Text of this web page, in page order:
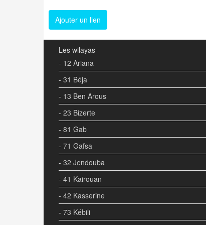
Ajouter un lien
Les wilayas
- 12 Ariana
- 31 Béja
- 13 Ben Arous
- 23 Bizerte
- 81 Gab
- 71 Gafsa
- 32 Jendouba
- 41 Kairouan
- 42 Kasserine
- 73 Kébili